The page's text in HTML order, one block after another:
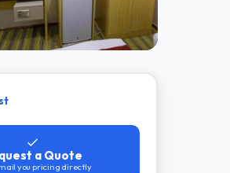
a Quote
you pricing directly